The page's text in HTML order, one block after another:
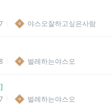
야스오잘하고싶은사람
벌레하는야스오
]
벌레하는야스오